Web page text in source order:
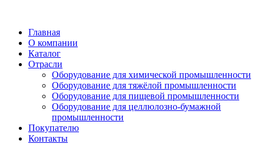
Главная
О компании
Каталог
Отрасли
Оборудование для химической промышленности
Оборудование для тяжёлой промышленности
Оборудование для пищевой промышленности
Оборудование для целлюлозно-бумажной
промышленности
Покупателю
Контакты